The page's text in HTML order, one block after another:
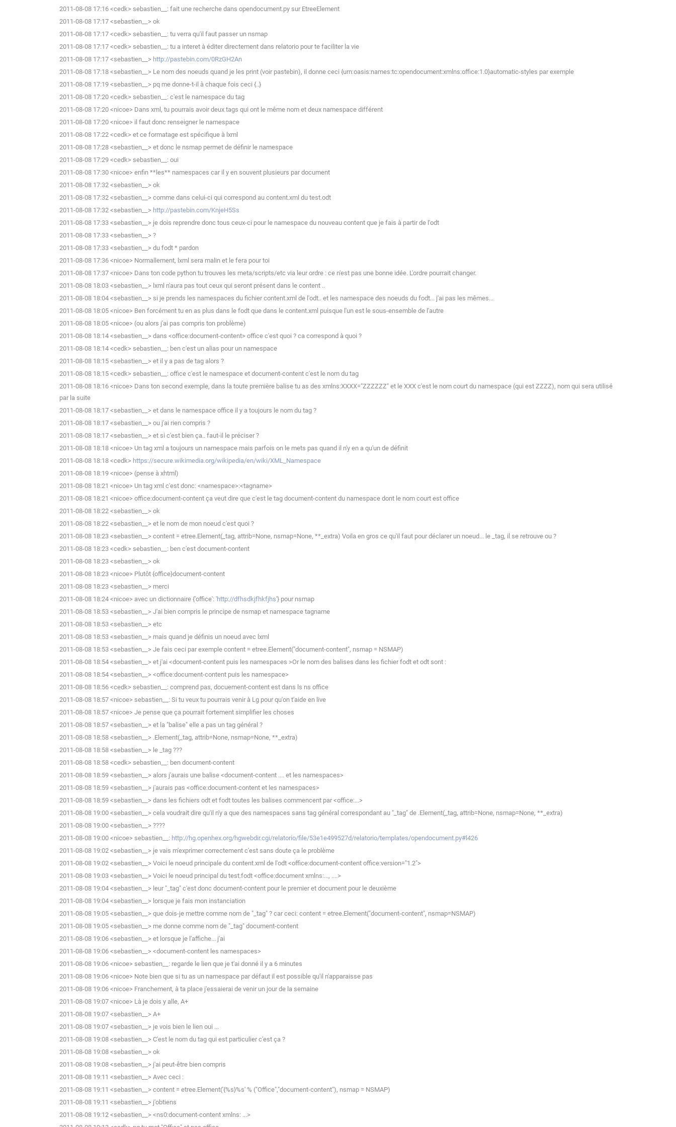
2011-08-08 17:16 <cedk> sebastien__: fait une recherche dans opendocument.py sur EtreeElement
2011-08-08 17:17 <sebastien__> ok
2011-08-08 17:17 <cedk> sebastien__: tu verra qu'il faut passer un nsmap
2011-08-08 17:17 <cedk> sebastien__: tu a interet à éditer directement dans relatorio pour te faciliter la vie
2011-08-08 17:17 <sebastien__> http://pastebin.com/0RzGH2An
2011-08-08 17:18 <sebastien__> Le nom des noeuds quand je les print (voir pastebin), il donne ceci {urn:oasis:names:tc:opendocument:xmlns:office:1.0}automatic-styles par exemple
2011-08-08 17:19 <sebastien__> pq me donne-t-il à chaque fois ceci {..}
2011-08-08 17:20 <cedk> sebastien__: c'est le namespace du tag
2011-08-08 17:20 <nicoe> Dans xml, tu pourrais avoir deux tags qui ont le même nom et deux namespace différent
2011-08-08 17:20 <nicoe> il faut donc renseigner le namespace
2011-08-08 17:22 <cedk> et ce formatage est spécifique à lxml
2011-08-08 17:28 <sebastien__> et donc le nsmap permet de définir le namespace
2011-08-08 17:29 <cedk> sebastien__: oui
2011-08-08 17:30 <nicoe> enfin **les** namespaces car il y en souvent plusieurs par document
2011-08-08 17:32 <sebastien__> ok
2011-08-08 17:32 <sebastien__> comme dans celui-ci qui correspond au content.xml du test.odt
2011-08-08 17:32 <sebastien__> http://pastebin.com/KnjeH5Ss
2011-08-08 17:33 <sebastien__> je dois reprendre donc tous ceux-ci pour le namespace du nouveau content que je fais à partir de l'odt
2011-08-08 17:33 <sebastien__> ?
2011-08-08 17:33 <sebastien__> du fodt * pardon
2011-08-08 17:36 <nicoe> Normallement, lxml sera malin et le fera pour toi
2011-08-08 17:37 <nicoe> Dans ton code python tu trouves les meta/scripts/etc via leur ordre : ce n'est pas une bonne idée. L'ordre pourrait changer.
2011-08-08 18:03 <sebastien__> lxml n'aura pas tout ceux qui seront présent dans le content ..
2011-08-08 18:04 <sebastien__> si je prends les namespaces du fichier content.xml de l'odt.. et les namespace des noeuds du fodt... j'ai pas les mêmes...
2011-08-08 18:05 <nicoe> Ben forcément tu en as plus dans le fodt que dans le content.xml puisque l'un est le sous-ensemble de l'autre
2011-08-08 18:05 <nicoe> (ou alors j'ai pas compris ton problème)
2011-08-08 18:14 <sebastien__> dans <office:document-content> office c'est quoi ? ca correspond à quoi ?
2011-08-08 18:14 <cedk> sebastien__: ben c'est un alias pour un namespace
2011-08-08 18:15 <sebastien__> et il y a pas de tag alors ?
2011-08-08 18:15 <cedk> sebastien__: office c'est le namespace et document-content c'est le nom du tag
2011-08-08 18:16 <nicoe> Dans ton second exemple, dans la toute première balise tu as des xmlns:XXXX="ZZZZZZ" et le XXX c'est le nom court du namespace (qui est ZZZZ), nom qui sera utilisé
par la suite
2011-08-08 18:17 <sebastien__> et dans le namespace office il y a toujours le nom du tag ?
2011-08-08 18:17 <sebastien__> ou j'ai rien compris ?
2011-08-08 18:17 <sebastien__> et si c'est bien ça.. faut-il le préciser ?
2011-08-08 18:18 <nicoe> Un tag xml a toujours un namespace mais parfois on le mets pas quand il n'y en a qu'un de définit
2011-08-08 18:18 <cedk> https://secure.wikimedia.org/wikipedia/en/wiki/XML_Namespace
2011-08-08 18:19 <nicoe> (pense à xhtml)
2011-08-08 18:21 <nicoe> Un tag xml c'est donc: <namespace>:<tagname>
2011-08-08 18:21 <nicoe> office:document-content ça veut dire que c'est le tag document-content du namespace dont le nom court est office
2011-08-08 18:22 <sebastien__> ok
2011-08-08 18:22 <sebastien__> et le nom de mon noeud c'est quoi ?
2011-08-08 18:23 <sebastien__> content = etree.Element(_tag, attrib=None, nsmap=None, **_extra) Voila en gros ce qu'il faut pour déclarer un noeud... le _tag, il se retrouve ou ?
2011-08-08 18:23 <cedk> sebastien__: ben c'est document-content
2011-08-08 18:23 <sebastien__> ok
2011-08-08 18:23 <nicoe> Plutôt {office}document-content
2011-08-08 18:23 <sebastien__> merci
2011-08-08 18:24 <nicoe> avec un dictionnaire {'office': 'http://dfhsdkjfhkfjhs'} pour nsmap
2011-08-08 18:53 <sebastien__> J'ai bien compris le principe de nsmap et namespace tagname
2011-08-08 18:53 <sebastien__> etc
2011-08-08 18:53 <sebastien__> mais quand je définis un noeud avec lxml
2011-08-08 18:53 <sebastien__> Je fais ceci par exemple content = etree.Element("document-content", nsmap = NSMAP)
2011-08-08 18:54 <sebastien__> et j'ai <document-content puis les namespaces >Or le nom des balises dans les fichier fodt et odt sont :
2011-08-08 18:54 <sebastien__> <office:document-content puis les namespace>
2011-08-08 18:56 <cedk> sebastien__: comprend pas, docuement-content est dans ls ns office
2011-08-08 18:57 <nicoe> sebastien__: Si tu veux tu pourrais venir à Lg pour qu'on t'aide en live
2011-08-08 18:57 <nicoe> Je pense que ça pourrait fortement simplifier les choses
2011-08-08 18:57 <sebastien__> et la "balise" elle a pas un tag général ?
2011-08-08 18:58 <sebastien__> .Element(_tag, attrib=None, nsmap=None, **_extra)
2011-08-08 18:58 <sebastien__> le _tag ???
2011-08-08 18:58 <cedk> sebastien__: ben document-content
2011-08-08 18:59 <sebastien__> alors j'aurais une balise <document-content .... et les namespaces>
2011-08-08 18:59 <sebastien__> j'aurais pas <office:document-content et les namespaces>
2011-08-08 18:59 <sebastien__> dans les fichiers odt et fodt toutes les balises commencent par <office:...>
2011-08-08 19:00 <sebastien__> cela voudrait dire qu'il n'y a que des namespaces sans tag général correspondant au "_tag" de .Element(_tag, attrib=None, nsmap=None, **_extra)
2011-08-08 19:00 <sebastien__> ????
2011-08-08 19:00 <nicoe> sebastien__: http://hg.openhex.org/hgwebdir.cgi/relatorio/file/53e1e499527d/relatorio/templates/opendocument.py#l426
2011-08-08 19:02 <sebastien__> je vais m'exprimer correctement c'est sans doute ça le problème
2011-08-08 19:02 <sebastien__> Voici le noeud principale du content.xml de l'odt <office:document-content office:version="1.2">
2011-08-08 19:03 <sebastien__> Voici le noeud principal du test.fodt <office:document xmlns:..., ....>
2011-08-08 19:04 <sebastien__> leur "_tag" c'est donc document-content pour le premier et document pour le deuxième
2011-08-08 19:04 <sebastien__> lorsque je fais mon instanciation
2011-08-08 19:05 <sebastien__> que dois-je mettre comme nom de "_tag" ? car ceci: content = etree.Element("document-content", nsmap=NSMAP)
2011-08-08 19:05 <sebastien__> me donne comme nom de "_tag" document-content
2011-08-08 19:06 <sebastien__> et lorsque je l'affiche... j'ai
2011-08-08 19:06 <sebastien__> <document-content les namespaces>
2011-08-08 19:06 <nicoe> sebastien__: regarde le lien que je t'ai donné il y a 6 minutes
2011-08-08 19:06 <nicoe> Note bien que si tu as un namespace par défaut il est possible qu'il n'apparaisse pas
2011-08-08 19:06 <nicoe> Franchement, à ta place j'essaierai de venir un jour de la semaine
2011-08-08 19:07 <nicoe> Là je dois y alle, A+
2011-08-08 19:07 <sebastien__> A+
2011-08-08 19:07 <sebastien__> je vois bien le lien oui ...
2011-08-08 19:08 <sebastien__> C'est le nom du tag qui est particulier c'est ça ?
2011-08-08 19:08 <sebastien__> ok
2011-08-08 19:08 <sebastien__> j'ai peut-être bien compris
2011-08-08 19:11 <sebastien__> Avec ceci :
2011-08-08 19:11 <sebastien__> content = etree.Element('{%s}%s' % ("Office","document-content"), nsmap = NSMAP)
2011-08-08 19:11 <sebastien__> j'obtiens
2011-08-08 19:12 <sebastien__> <ns0:document-content xmlns: ...>